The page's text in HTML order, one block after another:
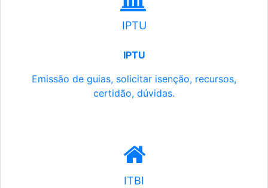
IPTU
IPTU
Emissão de guias, solicitar isenção, recursos,
certidão, dúvidas.
ITBI